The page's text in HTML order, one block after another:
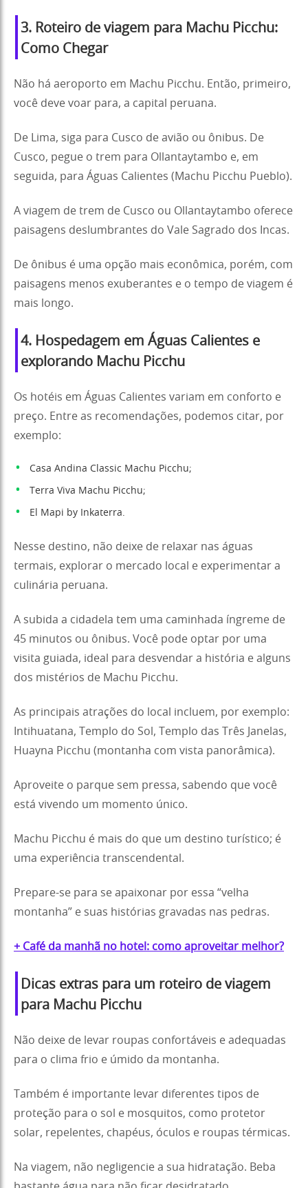
3. Roteiro de viagem para Machu Picchu:
Como Chegar
Não há aeroporto em Machu Picchu. Então, primeiro,
você deve voar para, a capital peruana.
De Lima, siga para Cusco de avião ou ônibus. De
Cusco, pegue o trem para Ollantaytambo e, em
seguida, para Águas Calientes (Machu Picchu Pueblo).
A viagem de trem de Cusco ou Ollantaytambo oferece
paisagens deslumbrantes do Vale Sagrado dos Incas.
De ônibus é uma opção mais econômica, porém, com
paisagens menos exuberantes e o tempo de viagem é
mais longo.
4. Hospedagem em Águas Calientes e
explorando Machu Picchu
Os hotéis em Águas Calientes variam em conforto e
preço. Entre as recomendações, podemos citar, por
exemplo:
Casa Andina Classic Machu Picchu;
Terra Viva Machu Picchu;
El Mapi by Inkaterra.
Nesse destino, não deixe de relaxar nas águas
termais, explorar o mercado local e experimentar a
culinária peruana.
A subida a cidadela tem uma caminhada íngreme de
45 minutos ou ônibus. Você pode optar por uma
visita guiada, ideal para desvendar a história e alguns
dos mistérios de Machu Picchu.
As principais atrações do local incluem, por exemplo:
Intihuatana, Templo do Sol, Templo das Três Janelas,
Huayna Picchu (montanha com vista panorâmica).
Aproveite o parque sem pressa, sabendo que você
está vivendo um momento único.
Machu Picchu é mais do que um destino turístico; é
uma experiência transcendental.
Prepare-se para se apaixonar por essa “velha
montanha” e suas histórias gravadas nas pedras.
+ Café da manhã no hotel: como aproveitar melhor?
Dicas extras para um roteiro de viagem
para Machu Picchu
Não deixe de levar roupas confortáveis e adequadas
para o clima frio e úmido da montanha.
Também é importante levar diferentes tipos de
proteção para o sol e mosquitos, como protetor
solar, repelentes, chapéus, óculos e roupas térmicas.
Na viagem, não negligencie a sua hidratação. Beba